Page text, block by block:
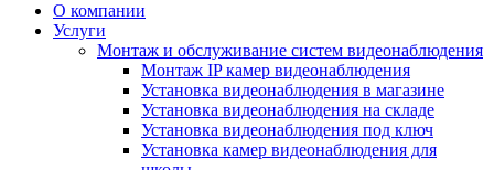
О компании
Услуги
Монтаж и обслуживание систем видеонаблюдения
Монтаж IP камер видеонаблюдения
Установка видеонаблюдения в магазине
Установка видеонаблюдения на складе
Установка видеонаблюдения под ключ
Установка камер видеонаблюдения для